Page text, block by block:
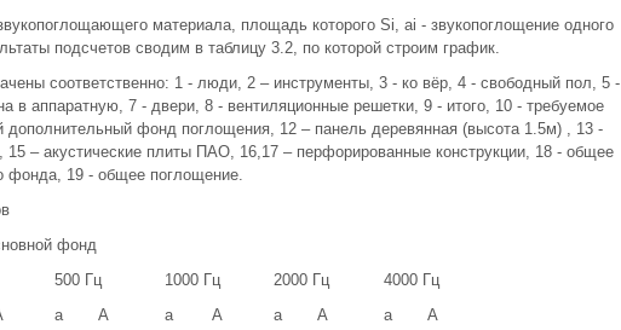
материала, площадь которого Si, ai - звукопоглощение одного
подсчетов сводим в таблицу 3.2, по которой строим график.
соответственно: 1 - люди, 2 – инструменты, 3 - ко вёр, 4 - свободный пол, 5 -
в аппаратную, 7 - двери, 8 - вентиляционные решетки, 9 - итого, 10 - требуемое
фонд поглощения, 12 – панель деревянная (высота 1.5м) , 13 -
– акустические плиты ПАО, 16,17 – перфорированные конструкции, 18 - общее
фонда, 19 - общее поглощение.
фонд
500 Гц 1000 Гц 2000 Гц
4000 Гц
a А a А a А a
А